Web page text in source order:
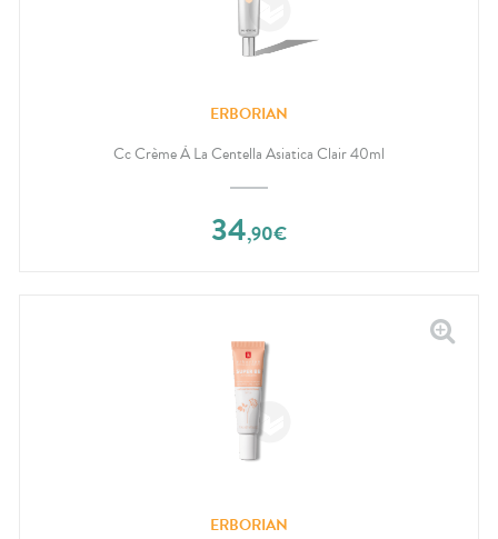
ERBORIAN
Cc Crème À La Centella Asiatica Clair 40ml
34,90€
ERBORIAN